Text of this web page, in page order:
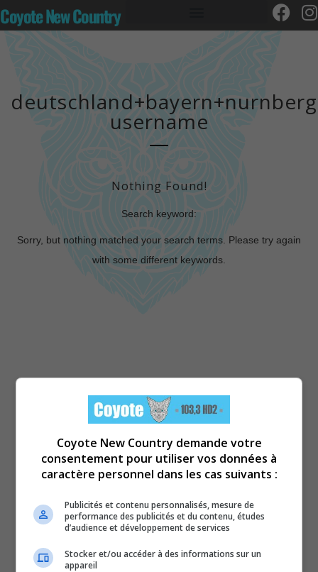
Coyote New Country
deutschland+bayern+nurnberg
username
Nothing Found!
Search keyword:
Sorry, but nothing matched your search terms. Please try again
with some different keywords.
Coyote New Country demande votre
consentement pour utiliser vos données à
caractère personnel dans les cas suivants :
Publicités et contenu personnalisés, mesure de
performance des publicités et du contenu, études
d’audience et développement de services
Stocker et/ou accéder à des informations sur un
appareil